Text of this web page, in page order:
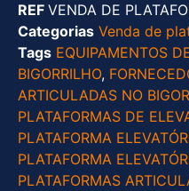
REF VENDA DE
Categorias Venda de
Tags EQUIPAMENTOS
BIGORRILHO,
ARTICULADAS NO
PLATAFORMAS DE
PLATAFORMA
PLATAFORMA
PLATAFORMAS